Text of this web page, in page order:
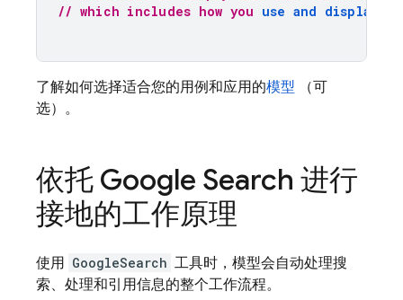
// which includes how you use and display
了解如何选择适合您的用例和应用的模型 （可
选）。
依托 Google Search 进行
接地的工作原理
使用 GoogleSearch 工具时，模型会自动处理搜
索、处理和引用信息的整个工作流程。